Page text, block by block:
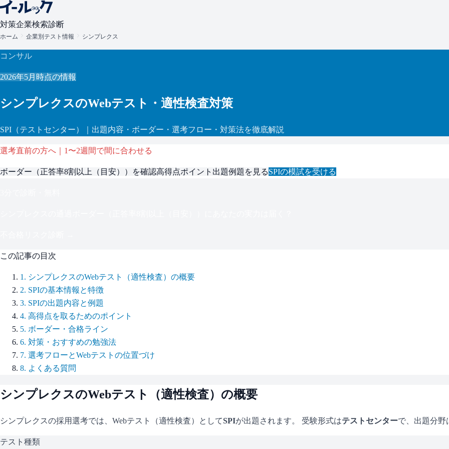
対策企業検索診断
ホーム 企業別テスト情報 シンプレクス
コンサル
2026年5月 時点の情報
シンプレクスのWebテスト・適性検査対策
SPI （テストセンター） ｜出題内容・ボーダー・選考フロー・対策法を徹底解説
選考直前の方へ｜1〜2週間で間に合わせる
ボーダー（正答率8割以上（目安） ）を確認高得点ポイント 出題例題を見るSPIの模試を受ける
この記事の目次
1 . シンプレクスのWebテスト（適性検査）の概要
2. SPIの基本情報と特徴
3. SPIの出題内容と例題
4. 高得点を取るためのポイント
5. ボーダー・合格ライン
6. 対策・おすすめの勉強法
7. 選考フローとWebテストの位置づけ
8. よくある質問
シンプレクスのWebテスト（適性検査）の概要
シンプレクスの採用選考では、Webテスト（適性検査）としてSPIが出題されます。 受験形式はテストセンターで、 出題分野
テスト種類